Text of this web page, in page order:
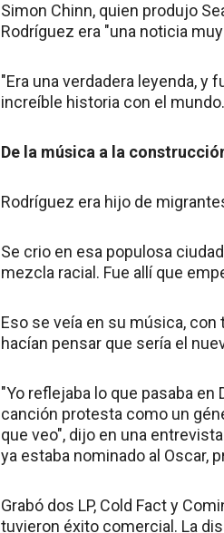
Simon Chinn, quien produjo
Rodríguez era "una noticia
"Era una verdadera leyenda, y
increíble historia con el
De la música a la
Rodríguez era hijo de
Se crio en esa populosa
mezcla racial. Fue allí que
Eso se veía en su música,
hacían pensar que sería el
"Yo reflejaba lo que pasaba
canción protesta como un
que veo", dijo en una
ya estaba nominado al Oscar,
Grabó dos LP, Cold Fact y
tuvieron éxito comercial. La